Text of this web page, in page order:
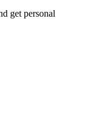
get personal